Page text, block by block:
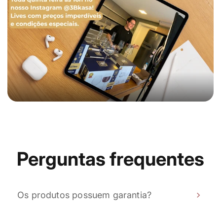
Perguntas frequentes
Os produtos possuem garantia?